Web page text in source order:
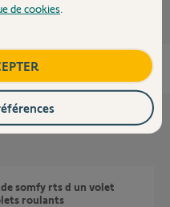
roulants
de cookies